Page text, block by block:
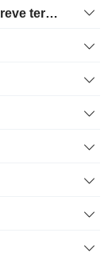
Totale di contanti e investimenti a breve termine